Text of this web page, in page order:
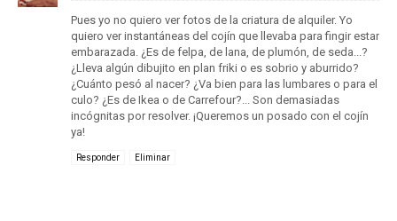
Pues yo no quiero ver fotos de la criatura de alquiler. Yo
quiero ver instantáneas del cojín que llevaba para fingir estar
embarazada. ¿Es de felpa, de lana, de plumón, de seda...?
¿Lleva algún dibujito en plan friki o es sobrio y aburrido?
¿Cuánto pesó al nacer? ¿Va bien para las lumbares o para el
culo? ¿Es de Ikea o de Carrefour?... Son demasiadas
incógnitas por resolver. ¡Queremos un posado con el cojín
ya!
Responder Eliminar